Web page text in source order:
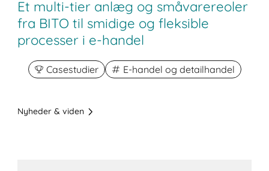
Et multi-tier anlæg og småvarereoler
fra BITO til smidige og fleksible
processer i e-handel
Casestudier E-handel og detailhandel
Nyheder & viden